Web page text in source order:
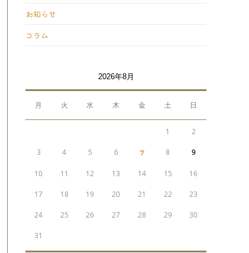
お知らせ
コラム
2026年8月
月 火 水 木 金 土 日
1 2
3 4 5 6 7 8 9
10 11 12 13 14 15 16
17 18 19 20 21 22 23
24 25 26 27 28 29 30
31